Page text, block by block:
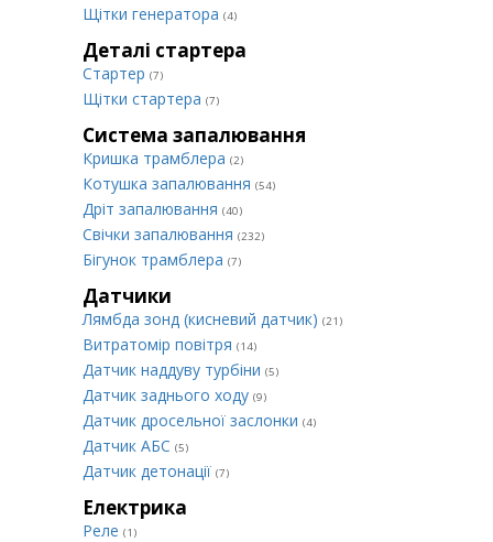
Щітки генератора (4)
Деталі стартера
Стартер (7)
Щітки стартера (7)
Система запалювання
Кришка трамблера (2)
Котушка запалювання (54)
Дріт запалювання (40)
Свічки запалювання (232)
Бігунок трамблера (7)
Датчики
Лямбда зонд (кисневий датчик) (21)
Витратомір повітря (14)
Датчик наддуву турбіни (5)
Датчик заднього ходу (9)
Датчик дросельної заслонки (4)
Датчик АБС (5)
Датчик детонації (7)
Електрика
Реле (1)